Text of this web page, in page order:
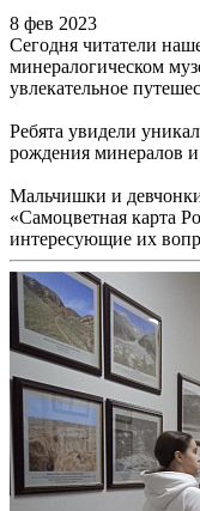
8 фев 2023
Сегодня читатели
минералогическом
увлекательное
Ребята увидели
рождения минералов
Мальчишки и
«Самоцветная карта
интересующие их